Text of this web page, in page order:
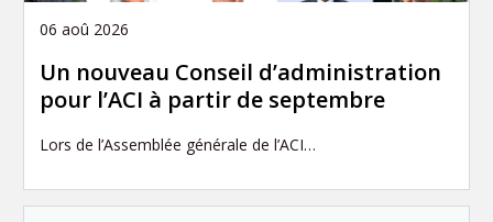
06 aoû 2026
Un nouveau Conseil d’administration
pour l’ACI à partir de septembre
Lors de l’Assemblée générale de l’ACI…